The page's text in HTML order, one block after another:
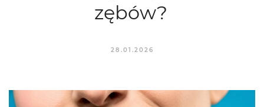
zębów?
28.01.2026